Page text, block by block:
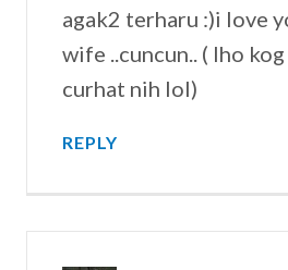
agak2 terharu :)i love
wife ..cuncun.. ( lho
curhat nih lol)
REPLY